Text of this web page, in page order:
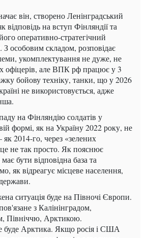
він, створено Ленінградський
відповідь на вступ Фінляндії та
оперативно-стратегічний
З особовим складом, розповідає
укомплектування не дуже, не
офіцерів, але ВПК рф працює у 3
бойову техніку, танки, що у 2026
не використовується, адже
на Фінляндію солдатів у
формі, як на Україну 2022 року, не
як 2014-го, через «зелених
це не так просто. Як пояснює
бути відповідна база та
як відреагує місцеве населення,
ситуація буде на Півночі Європи.
з Калінінградом,
Північчю, Арктикою.
буде Арктика. Якщо росія і США